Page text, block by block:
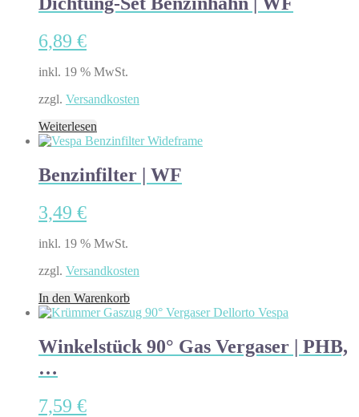
6,89 €
inkl. 19 % MwSt.
zzgl. Versandkosten
Weiterlesen
Benzinfilter | WF
3,49 €
inkl. 19 % MwSt.
zzgl. Versandkosten
In den Warenkorb
Winkelstück 90° Gas Vergaser | PHB,
…
7,59 €